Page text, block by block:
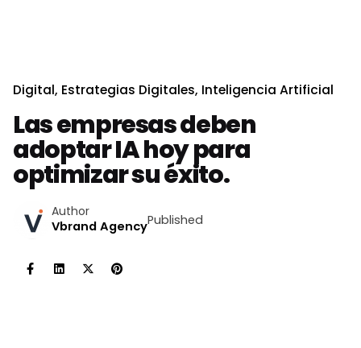
Digital Estrategias Digitales Inteligencia Artificial
Las empresas deben
adoptar IA hoy para
optimizar su éxito.
Author
Vbrand AgencyPublished